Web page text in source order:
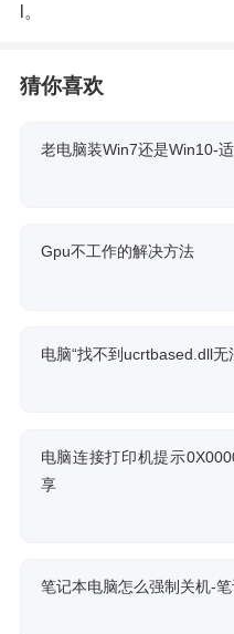
。
猜你喜欢
老电脑装Win7还是Win10-
Gpu不工作的解决方法
电脑“找不到ucrtbased.dll
电脑连接打印机提示
享
笔记本电脑怎么强制关机-